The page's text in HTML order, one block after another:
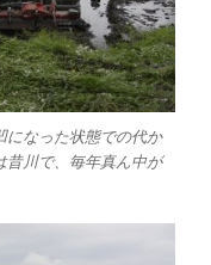
になった状態での代か
昔川で、毎年真ん中が